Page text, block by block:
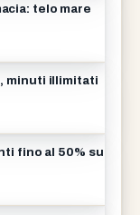
telo mare
minuti illimitati
fino al 50% su